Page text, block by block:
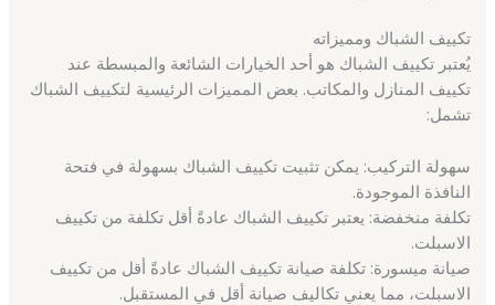
تكييف الشباك ومميزاته
يُعتبر تكييف الشباك هو أحد الخيارات الشائعة والمبسطة عند
تكييف المنازل والمكاتب. بعض المميزات الرئيسية لتكييف الشباك
تشمل:
سهولة التركيب: يمكن تثبيت تكييف الشباك بسهولة في فتحة
النافذة الموجودة.
تكلفة منخفضة: يعتبر تكييف الشباك عادةً أقل تكلفة من تكييف
الاسبلت.
صيانة ميسورة: تكلفة صيانة تكييف الشباك عادةً أقل من تكييف
الاسبلت، مما يعني تكاليف صيانة أقل في المستقبل.